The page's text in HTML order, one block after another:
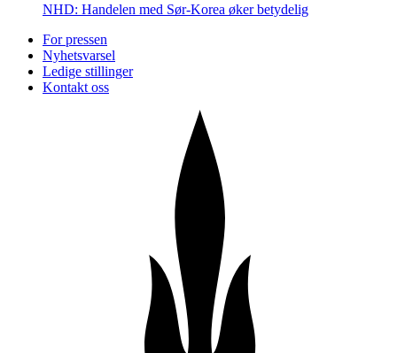
NHD: Handelen med Sør-Korea øker betydelig
For pressen
Nyhetsvarsel
Ledige stillinger
Kontakt oss